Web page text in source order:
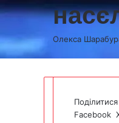
Олекса
Поділитися
Facebook